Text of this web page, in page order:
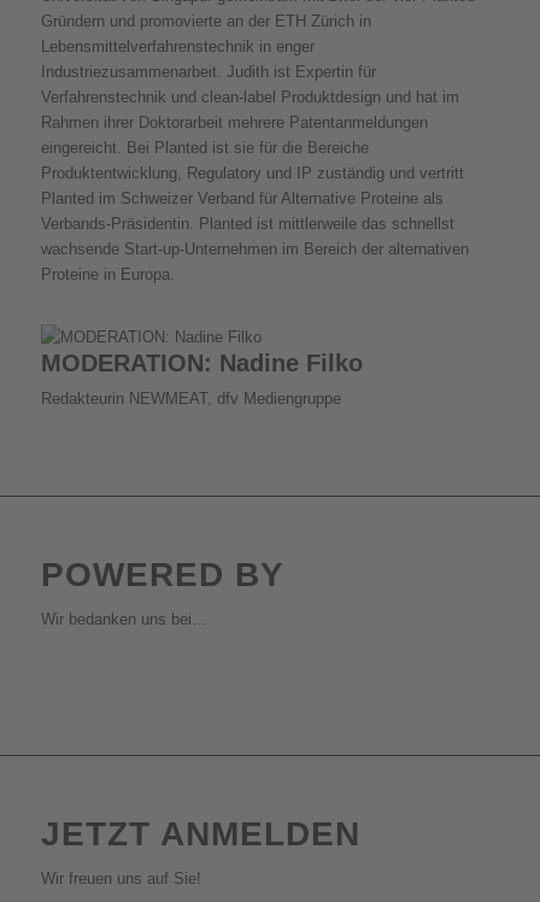
Gründern und promovierte an der ETH Zürich in
Lebensmittelverfahrenstechnik in enger
Industriezusammenarbeit. Judith ist Expertin für
Verfahrenstechnik und clean-label Produktdesign und hat im
Rahmen ihrer Doktorarbeit mehrere Patentanmeldungen
eingereicht. Bei Planted ist sie für die Bereiche
Produktentwicklung, Regulatory und IP zuständig und vertritt
Planted im Schweizer Verband für Alternative Proteine als
Verbands-Präsidentin. Planted ist mittlerweile das schnellst
wachsende Start-up-Unternehmen im Bereich der alternativen
Proteine in Europa.
MODERATION: Nadine Filko
Redakteurin NEWMEAT, dfv Mediengruppe
POWERED BY
Wir bedanken uns bei…
JETZT ANMELDEN
Wir freuen uns auf Sie!